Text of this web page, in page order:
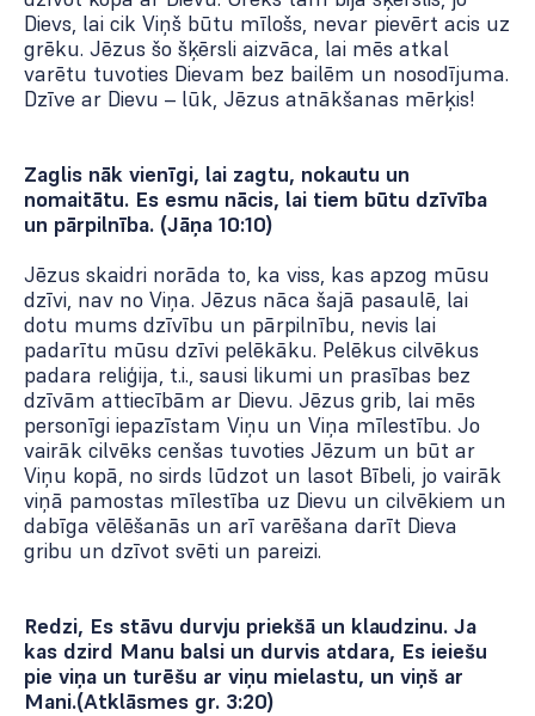
Dievs, lai cik Viņš būtu mīlošs, nevar pievērt acis uz
grēku. Jēzus šo šķērsli aizvāca, lai mēs atkal
varētu tuvoties Dievam bez bailēm un nosodījuma.
Dzīve ar Dievu – lūk, Jēzus atnākšanas mērķis!
Zaglis nāk vienīgi, lai zagtu, nokautu un
nomaitātu. Es esmu nācis, lai tiem būtu dzīvība
un pārpilnība. (Jāņa 10:10)
Jēzus skaidri norāda to, ka viss, kas apzog mūsu
dzīvi, nav no Viņa. Jēzus nāca šajā pasaulē, lai
dotu mums dzīvību un pārpilnību, nevis lai
padarītu mūsu dzīvi pelēkāku. Pelēkus cilvēkus
padara reliģija, t.i., sausi likumi un prasības bez
dzīvām attiecībām ar Dievu. Jēzus grib, lai mēs
personīgi iepazīstam Viņu un Viņa mīlestību. Jo
vairāk cilvēks cenšas tuvoties Jēzum un būt ar
Viņu kopā, no sirds lūdzot un lasot Bībeli, jo vairāk
viņā pamostas mīlestība uz Dievu un cilvēkiem un
dabīga vēlēšanās un arī varēšana darīt Dieva
gribu un dzīvot svēti un pareizi.
Redzi, Es stāvu durvju priekšā un klaudzinu. Ja
kas dzird Manu balsi un durvis atdara, Es ieiešu
pie viņa un turēšu ar viņu mielastu, un viņš ar
Mani.(Atklāsmes gr. 3:20)